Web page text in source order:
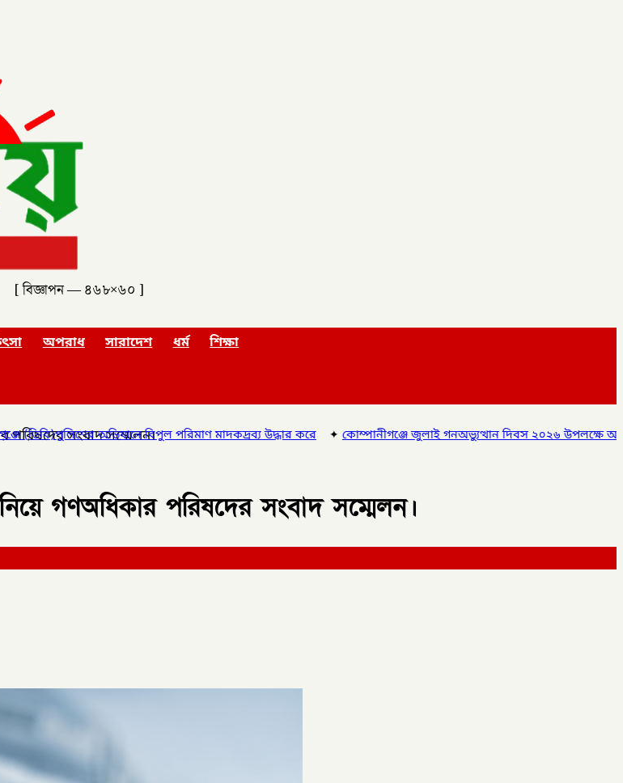
[ বিজ্ঞাপন — ৪৬৮×৬০ ]
অপরাধ সারাদেশ ধর্ম শিক্ষা
পরিমাণ মাদকদ্রব্য উদ্ধার করে✦কোম্পানীগঞ্জে জুলাই গনঅভ্যুত্থান দিবস ২০২৬ উপলক্ষে আলোচনা সভা ও বিশেষ
পরিষদের সংবাদ সম্মেলন।
গণঅধিকার পরিষদের সংবাদ সম্মেলন।